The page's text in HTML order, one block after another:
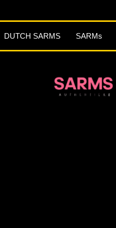
DUTCH SARMS SARMs